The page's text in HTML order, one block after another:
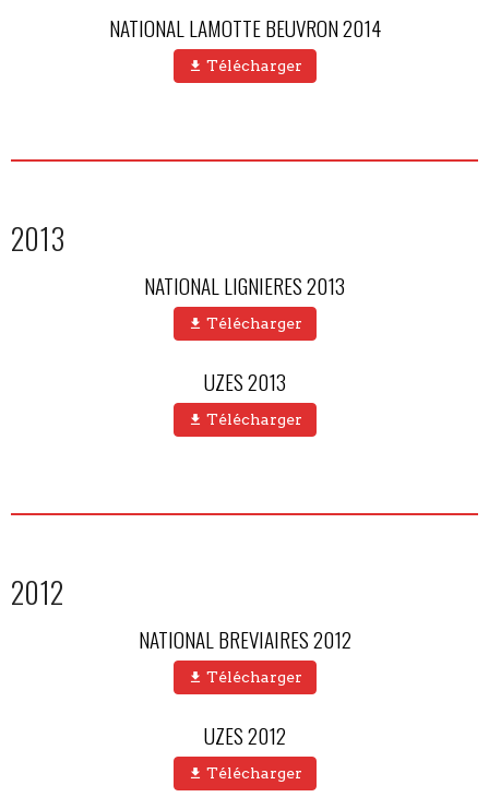
NATIONAL LAMOTTE BEUVRON 2014
Télécharger
2013
NATIONAL LIGNIERES 2013
Télécharger
UZES 2013
Télécharger
2012
NATIONAL BREVIAIRES 2012
Télécharger
UZES 2012
Télécharger